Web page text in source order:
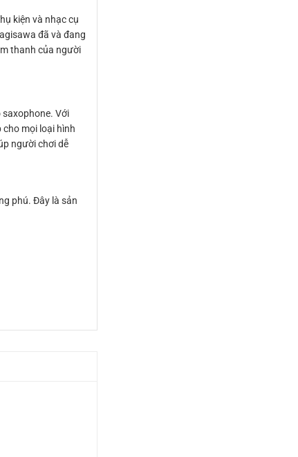
kiện và nhạc cụ
đã và đang
thanh của người
saxophone. Với
mọi loại hình
người chơi dễ
phú. Đây là sản